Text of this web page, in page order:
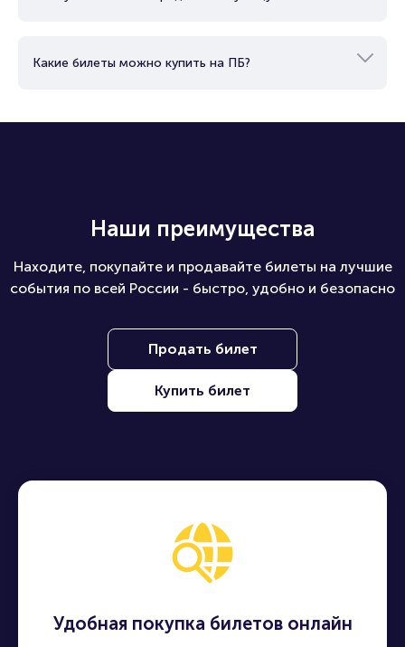
Какие билеты можно купить на ПБ?
Наши преимущества
Находите, покупайте и продавайте билеты на лучшие
события по всей России - быстро, удобно и безопасно
Продать билет
Купить билет
Удобная покупка билетов онлайн